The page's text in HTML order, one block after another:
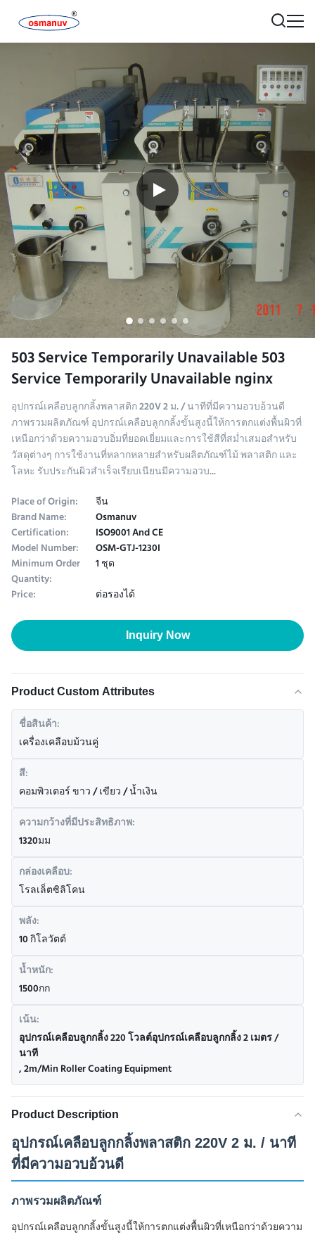
503 Service Temporarily Unavailable 503
Service Temporarily Unavailable nginx
อุปกรณ์เคลือบลูกกลิ้งพลาสติก 220V 2 ม. / นาทีที่มีความอวบอ้วนดี
ภาพรวมผลิตภัณฑ์ อุปกรณ์เคลือบลูกกลิ้งขั้นสูงนี้ให้การตกแต่งพื้นผิวที่
เหนือกว่าด้วยความอวบอิ่มที่ยอดเยี่ยมและการใช้สีที่สม่ำเสมอสำหรับ
วัสดุต่างๆ การใช้งานที่หลากหลายสำหรับผลิตภัณฑ์ไม้ พลาสติก และ
โลหะ รับประกันผิวสำเร็จเรียบเนียนมีความอวบ...
Place of Origin:
จีน
Brand Name: Osmanuv
Certification: ISO9001 And CE
Model Number: OSM-GTJ-1230I
Minimum Order
Quantity:
1 ชุด
Price:
ต่อรองได้
Inquiry Now
Product Custom Attributes
ชื่อสินค้า:
เครื่องเคลือบม้วนคู่
สี:
คอมพิวเตอร์ ขาว / เขียว / น้ำเงิน
ความกว้างที่มีประสิทธิภาพ:
1320มม
กล่องเคลือบ:
โรลเล็ตซิลิโคน
พลัง:
10 กิโลวัตต์
น้ำหนัก:
1500กก
เน้น:
อุปกรณ์เคลือบลูกกลิ้ง 220 โวลต์อุปกรณ์เคลือบลูกกลิ้ง 2 เมตร /
นาที
,2m/Min Roller Coating Equipment
Product Description
อุปกรณ์เคลือบลูกกลิ้งพลาสติก 220V 2 ม. / นาที
ที่มีความอวบอ้วนดี
ภาพรวมผลิตภัณฑ์
อุปกรณ์เคลือบลูกกลิ้งขั้นสูงนี้ให้การตกแต่งพื้นผิวที่เหนือกว่าด้วยความ